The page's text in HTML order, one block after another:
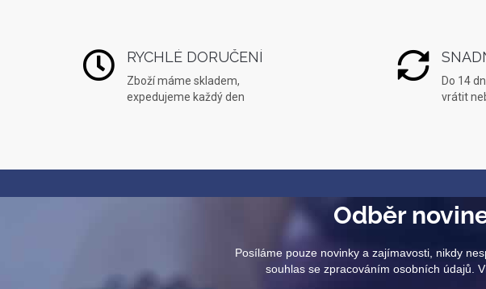
RYCHLÉ DORUČENÍ
Zboží máme skladem,
expedujeme každý den
Do 14
vrátit
Odběr
Posíláme pouze novinky a zajímavosti, nikdy
souhlas se zpracováním osobních údajů.